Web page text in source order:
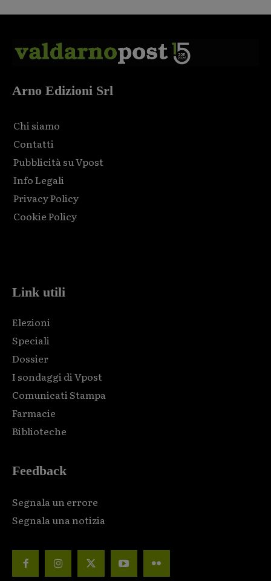
Arno Edizioni Srl
Chi siamo
Contatti
Pubblicità su Vpost
Info Legali
Privacy Policy
Cookie Policy
Link utili
Elezioni
Speciali
Dossier
I sondaggi di Vpost
Comunicati Stampa
Farmacie
Biblioteche
Feedback
Segnala un errore
Segnala una notizia